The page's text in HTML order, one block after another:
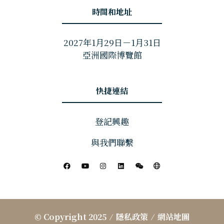
時間和地址
2027年1月29日－1月31日
亞洲國際博覽館
快捷連結
登記興趣
與我們聯繫
© Copyright 2025 隱私政策 網站地圖